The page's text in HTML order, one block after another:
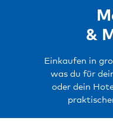
&
Einkaufen in
was du für
oder dein